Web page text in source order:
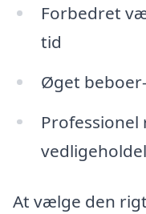
Forbedret
tid
Øget
At vælge den